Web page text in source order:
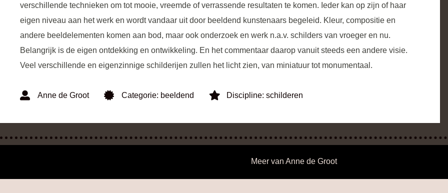
verschillende technieken om tot mooie, vreemde of verrassende resultaten te komen. Ieder kan op zijn of haar
eigen niveau aan het werk en wordt vandaar uit door beeldend kunstenaars begeleid. Kleur, compositie en
andere beeldelementen komen aan bod, maar ook onderzoek en werk n.a.v. schilders van vroeger en nu.
Belangrijk is de eigen ontdekking en ontwikkeling. En het commentaar daarop vanuit steeds een andere visie.
Veel verschillende en eigenzinnige schilderijen zullen het licht zien, van miniatuur tot monumentaal.
Anne de Groot Categorie: beeldend Discipline: schilderen
Meer van Anne de Groot